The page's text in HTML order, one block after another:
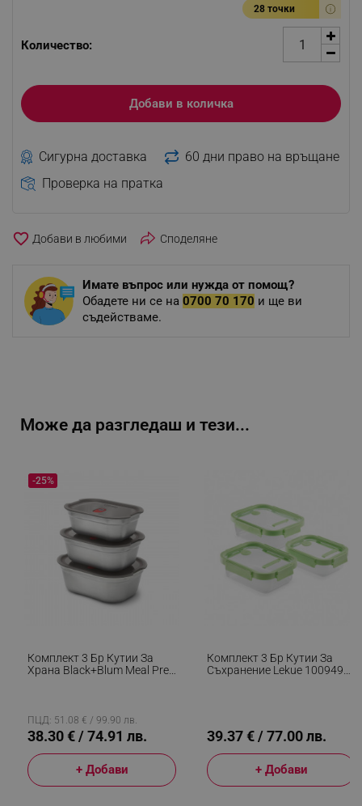
28 точки
Количество:
Добави в количка
Сигурна доставка
60 дни право на връщане
Проверка на пратка
favorite_border Споделяне
Имате въпрос или нужда от помощ?
Обадете ни се на 0700 70 170 и ще ви
съдействаме.
Може да разгледаш и тези...
Комплект 3 Бр Кутии За
Храна Black+Blum Meal Prep
BPA, Неръждаема Стомана,
Сив
-25%
ПЦД: 51.08 € / 99.90 лв.
38.30 € / 74.91 лв.
+ Добави
Комплект 3 Бр Кутии За
Съхранение Lekue 1009492,
39.37 € / 77.00 лв.
+ Добави